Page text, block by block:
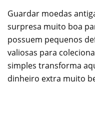
Guardar moedas
surpresa muito boa
possuem pequenos
valiosas para
simples transforma
dinheiro extra muito